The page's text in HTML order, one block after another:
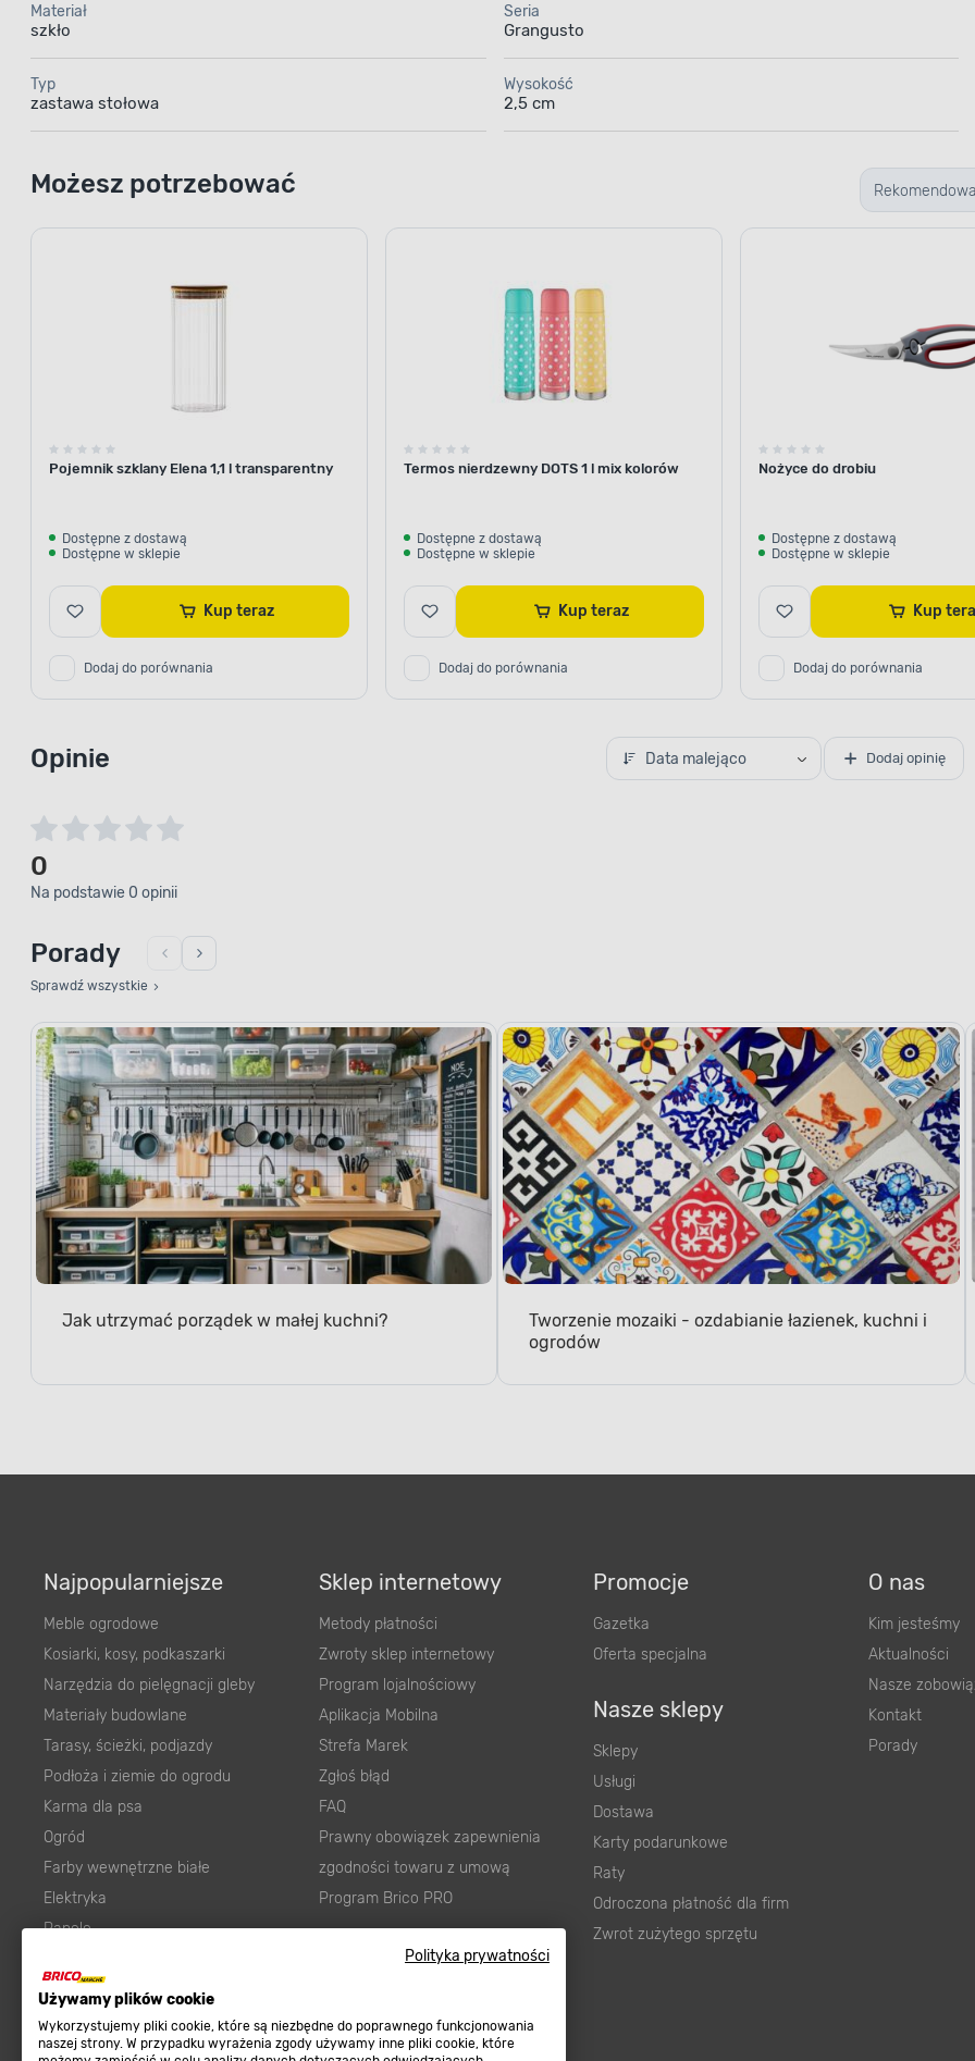
Polityka prywatności
Używamy plików cookie
Wykorzystujemy pliki cookie, które są niezbędne do poprawnego funkcjonowania
naszej strony. W przypadku wyrażenia zgody używamy inne pliki cookie, które
Materiał
szkło
Seria
Grangusto
Typ
zastawa stołowa
Wysokość
2,5 cm
Możesz potrzebować
Pojemnik szklany Elena 1,1 l transparentny
Dostępne z dostawą
Dostępne w sklepie
Kup teraz
Dodaj do porównania
Termos nierdzewny DOTS 1 l mix kolorów
Dostępne z dostawą
Dostępne w sklepie
Kup teraz
Dodaj do porównania
Nożyce do drobiu
Dostępne z dostawą
Dostępne w sklepie
Kup
Dodaj do porównania
Opinie Data malejąco Dodaj opinię
0
Na podstawie 0 opinii
Porady
Sprawdź wszystkie
Jak utrzymać porządek w małej kuchni?
Tworzenie mozaiki - ozdabianie łazienek, kuchni i
ogrodów
Najpopularniejsze
Meble ogrodowe
Kosiarki, kosy, podkaszarki
Narzędzia do pielęgnacji gleby
Materiały budowlane
Tarasy, ścieżki, podjazdy
Podłoża i ziemie do ogrodu
Karma dla psa
Ogród
Farby wewnętrzne białe
Elektryka
Panele
Płytki
Panele podłogowe
Płyty OSB/HDF
Sklep internetowy
Metody płatności
Zwroty sklep internetowy
Program lojalnościowy
Aplikacja Mobilna
Strefa Marek
Zgłoś błąd
FAQ
Prawny obowiązek zapewnienia
zgodności towaru z umową
Program Brico PRO
Regulaminy
Polityka prywatności
Promocje
Gazetka
Oferta specjalna
Nasze sklepy
Sklepy
Usługi
Dostawa
Karty podarunkowe
Raty
Odroczona płatność dla firm
Zwrot zużytego sprzętu
O nas
Kim jesteśmy
Aktualności
Nasze
Kontakt
Porady